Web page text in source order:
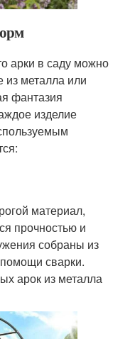
арки в саду можно
из металла или
фантазия
изделие
материал,
прочностью и
собраны из
сварки.
арок из металла